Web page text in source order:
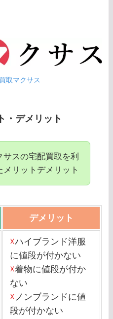
買取マクサス
・デメリット
サスの宅配買取を利
メリットデメリット
デメリット
☓ハイブランド洋服
に値段が付かない
☓着物に値段が付か
ない
☓ ノンブランドに値
段が付かない